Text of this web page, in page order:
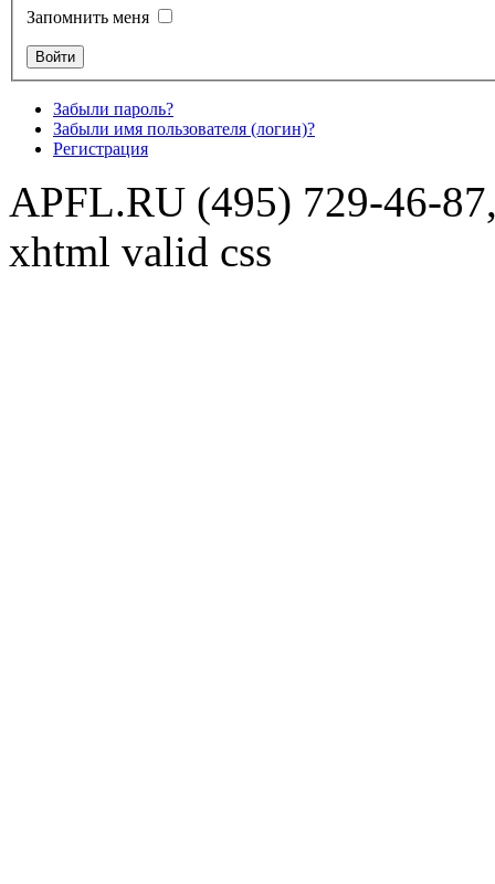
Запомнить меня
Забыли пароль?
Забыли имя пользователя (логин)?
Регистрация
APFL.RU (495) 729-46-
xhtml valid css